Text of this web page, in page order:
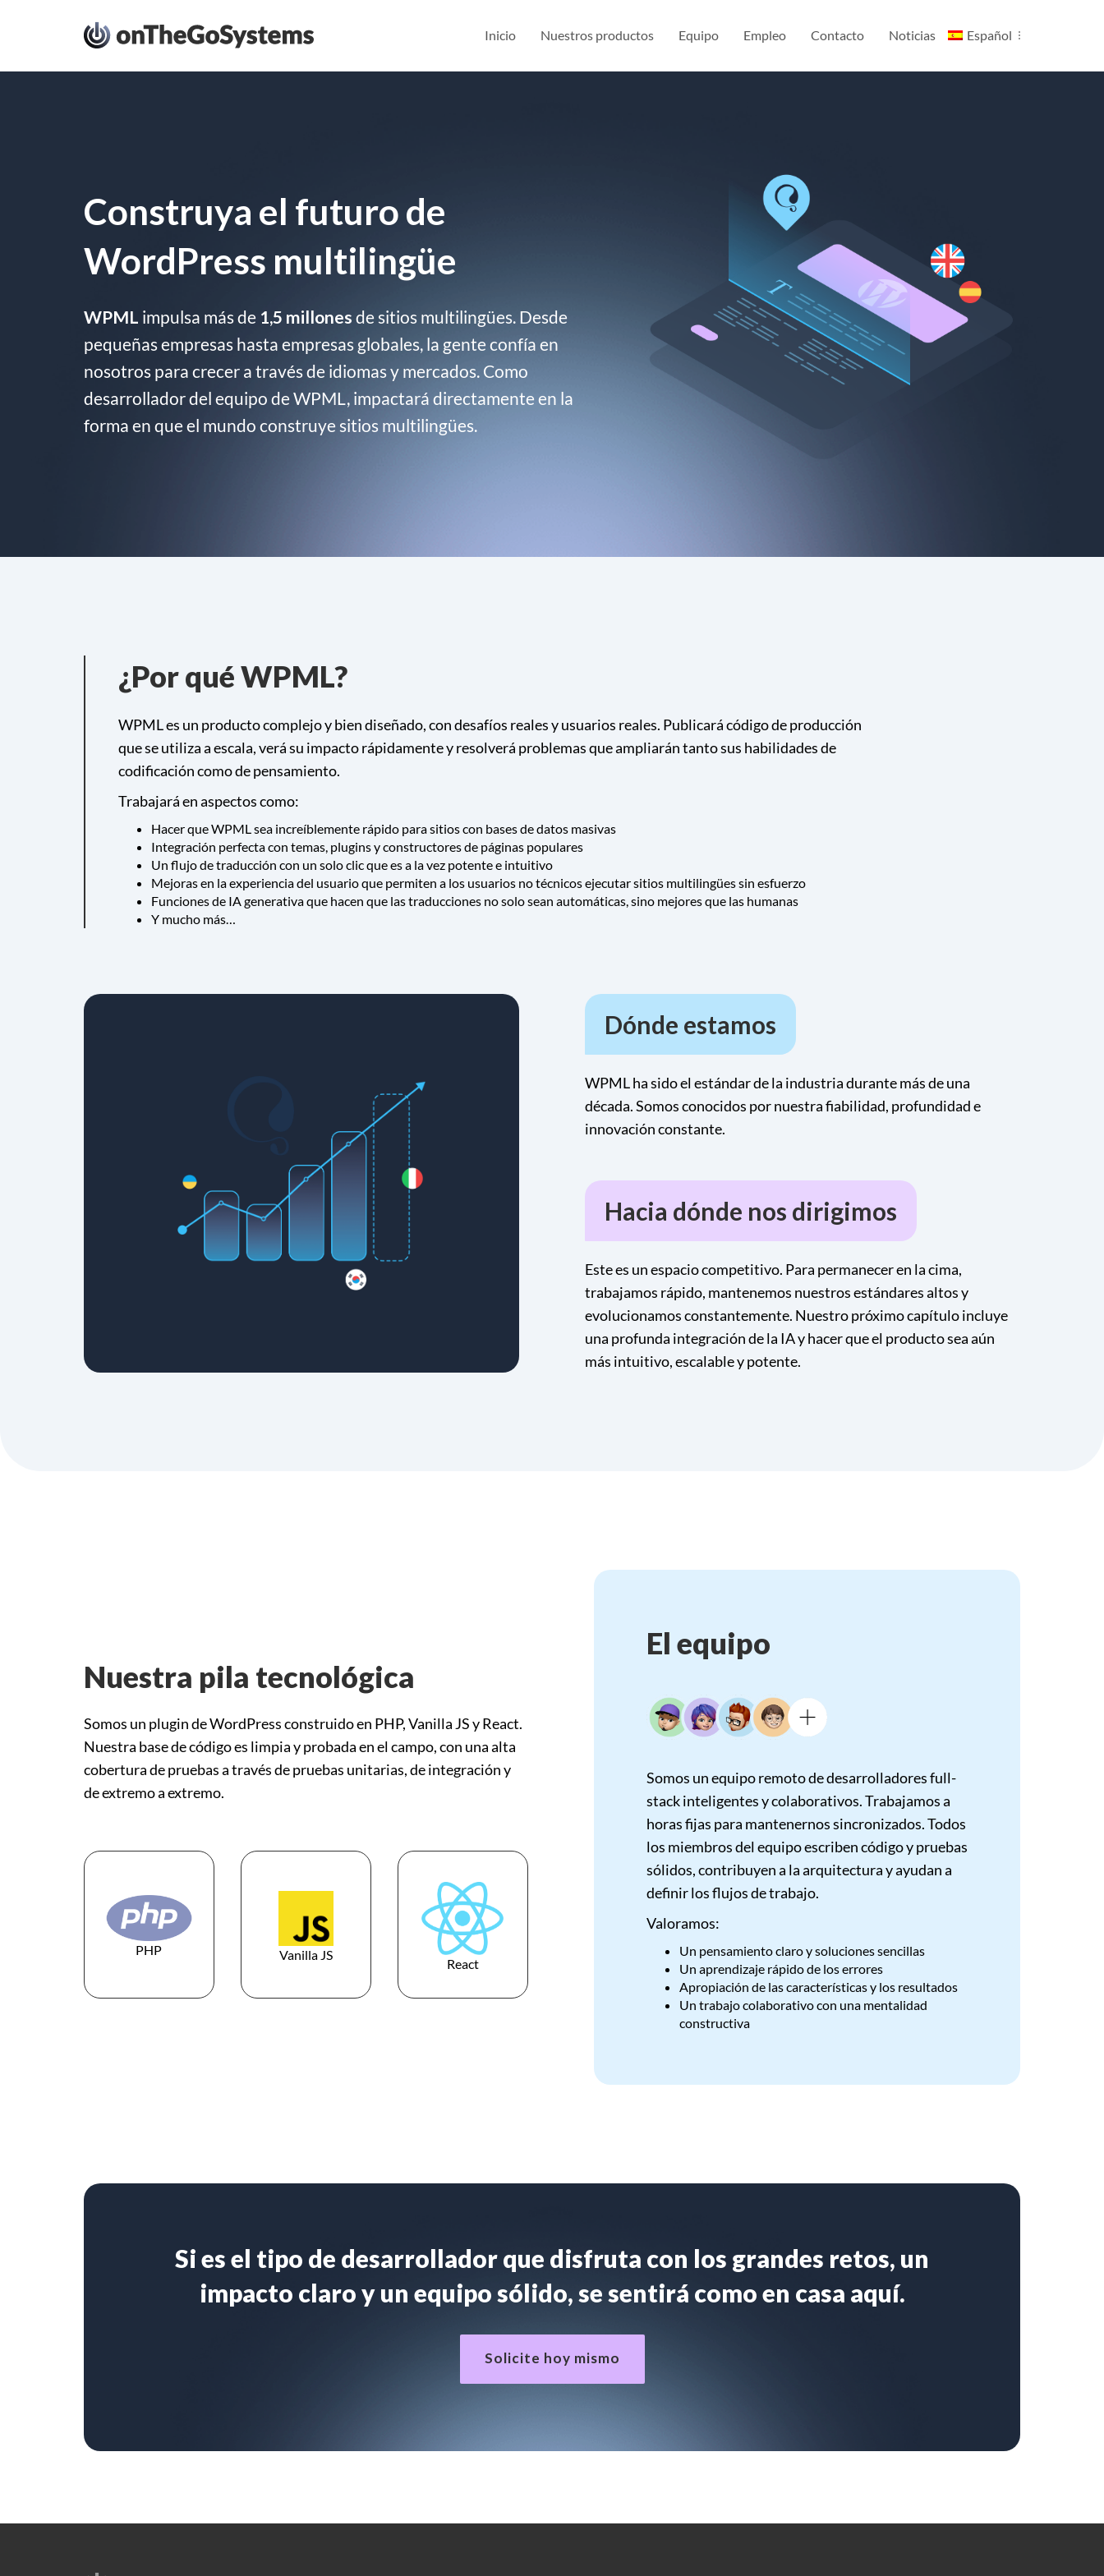
Inicio Nuestros productos Equipo Empleo Contacto Noticias Español
Construya el futuro de
WordPress multilingüe
WPML impulsa más de 1,5 millones de sitios multilingües. Desde
pequeñas empresas hasta empresas globales, la gente confía en
nosotros para crecer a través de idiomas y mercados. Como
desarrollador del equipo de WPML, impactará directamente en la
forma en que el mundo construye sitios multilingües.
¿Por qué WPML?
WPML es un producto complejo y bien diseñado, con desafíos reales y usuarios reales. Publicará código de producción
que se utiliza a escala, verá su impacto rápidamente y resolverá problemas que ampliarán tanto sus habilidades de
codificación como de pensamiento.
Trabajará en aspectos como:
Hacer que WPML sea increíblemente rápido para sitios con bases de datos masivas
Integración perfecta con temas, plugins y constructores de páginas populares
Un flujo de traducción con un solo clic que es a la vez potente e intuitivo
Mejoras en la experiencia del usuario que permiten a los usuarios no técnicos ejecutar sitios multilingües sin esfuerzo
Funciones de IA generativa que hacen que las traducciones no solo sean automáticas, sino mejores que las humanas
Y mucho más…
Dónde estamos
WPML ha sido el estándar de la industria durante más de una
década. Somos conocidos por nuestra fiabilidad, profundidad e
innovación constante.
Hacia dónde nos dirigimos
Este es un espacio competitivo. Para permanecer en la cima,
trabajamos rápido, mantenemos nuestros estándares altos y
evolucionamos constantemente. Nuestro próximo capítulo incluye
una profunda integración de la IA y hacer que el producto sea aún
más intuitivo, escalable y potente.
Nuestra pila tecnológica
Somos un plugin de WordPress construido en PHP, Vanilla JS y React.
Nuestra base de código es limpia y probada en el campo, con una alta
cobertura de pruebas a través de pruebas unitarias, de integración y
de extremo a extremo.
PHP Vanilla JS
React
El equipo
Somos un equipo remoto de desarrolladores full-
stack inteligentes y colaborativos. Trabajamos a
horas fijas para mantenernos sincronizados. Todos
los miembros del equipo escriben código y pruebas
sólidos, contribuyen a la arquitectura y ayudan a
definir los flujos de trabajo.
Valoramos:
Un pensamiento claro y soluciones sencillas
Un aprendizaje rápido de los errores
Apropiación de las características y los resultados
Un trabajo colaborativo con una mentalidad
constructiva
Si es el tipo de desarrollador que disfruta con los grandes retos, un
impacto claro y un equipo sólido, se sentirá como en casa aquí.
Solicite hoy mismo